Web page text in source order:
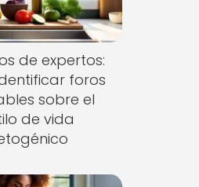
de expertos:
foros
sobre el
de vida